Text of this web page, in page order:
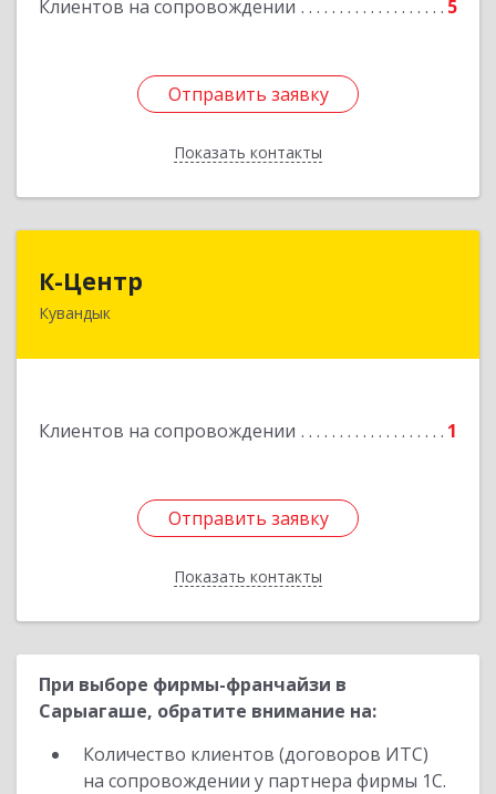
Клиентов на сопровождении 5
Отправить заявку
Показать контакты
Отправить заявку
Назад
К-Центр
Кувандык
Клиентов на сопровождении 1
Отправить заявку
Показать контакты
462243, Оренбургская обл, Кувандыкский р-н,
Отправить заявку
Назад
При выборе фирмы-франчайзи в
Сарыагаше, обратите внимание на:
Количество клиентов (договоров ИТС)
на сопровождении у партнера фирмы 1С.